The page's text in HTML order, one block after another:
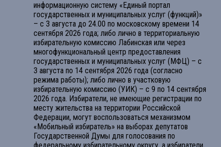
информационную систему «Единый портал
государственных и муниципальных услуг (функций)»
– с 3 августа до 24.00 по московскому времени 14
сентября 2026 года; либо лично в территориальную
избирательную комиссию Лабинская или через
многофункциональный центр предоставления
государственных и муниципальных услуг (МФЦ) – с
3 августа по 14 сентября 2026 года (согласно
режима работы); либо лично в участковую
избирательную комиссию (УИК) – с 9 по 14 сентября
2026 года. Избиратели, не имеющие регистрации по
месту жительства на территории Российской
Федерации, могут воспользоваться механизмом
«Мобильный избиратель» на выборах депутатов
Государственной Думы для голосования по